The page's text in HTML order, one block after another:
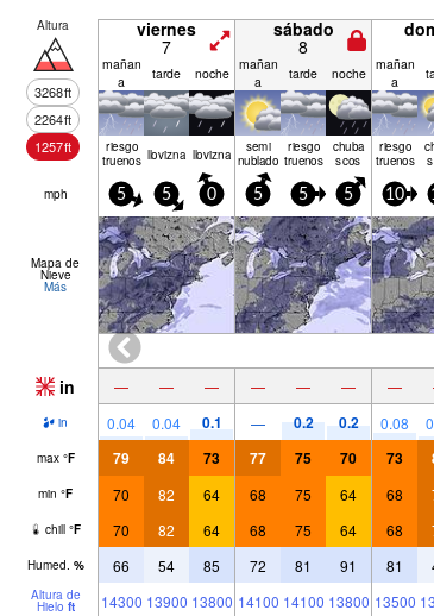
Altura
3268ft
2264ft
1257ft
viernes
7
sábado
8
mañan
a
tarde noche mañan
a
tarde noche mañan
a
riesgo
truenos llov­izna llov­izna semi
nublado
riesgo
truenos
chuba
scos
riesgo
truenos
mph 5 5 0 5 5 5 10
Mapa de
Nieve
Más
in — — — — — — —
in 0.04 0.04 0.1 — 0.2 0.2 0.08
max °F 79 84 73 77 75 70 73
min °F 70 82 64 68 75 64 68
chill °F 70 82 64 68 75 64 68
Humed. % 66 54 85 72 81 91 81
Altura de
Hielo ft 14300 13900 13800 14100 14100 13800 13500